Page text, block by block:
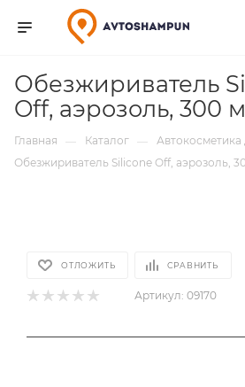
Обезжириватель
Off, аэрозоль, 300
Главная — Каталог —
Обезжириватель Silicone Off, аэрозоль,
ОТЛОЖИТЬ СРАВНИТЬ
Артикул: 09170